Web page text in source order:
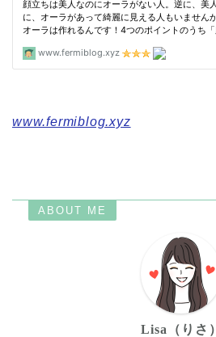
www.fermiblog.xyz
ABOUT ME
Lisa（りさ）